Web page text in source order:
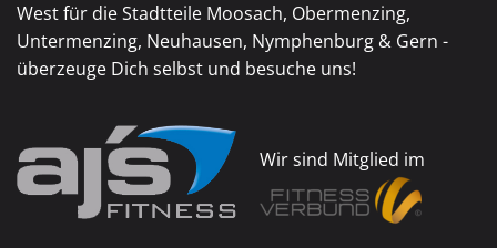
West für die Stadtteile Moosach, Obermenzing,
Untermenzing, Neuhausen, Nymphenburg & Gern -
überzeuge Dich selbst und besuche uns!
Wir sind Mitglied im